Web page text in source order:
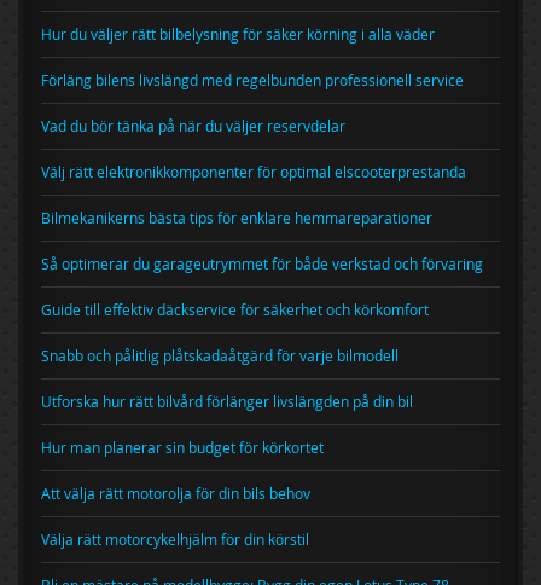
Hur du väljer rätt bilbelysning för säker körning i alla väder
Förläng bilens livslängd med regelbunden professionell service
Vad du bör tänka på när du väljer reservdelar
Välj rätt elektronikkomponenter för optimal elscooterprestanda
Bilmekanikerns bästa tips för enklare hemmareparationer
Så optimerar du garageutrymmet för både verkstad och förvaring
Guide till effektiv däckservice för säkerhet och körkomfort
Snabb och pålitlig plåtskadaåtgärd för varje bilmodell
Utforska hur rätt bilvård förlänger livslängden på din bil
Hur man planerar sin budget för körkortet
Att välja rätt motorolja för din bils behov
Välja rätt motorcykelhjälm för din körstil